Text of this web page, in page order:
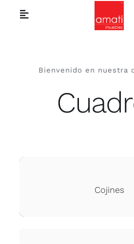
Toggle
Catálogo de
Sobre nosotros
Bienvenido en nuestra
Cojines